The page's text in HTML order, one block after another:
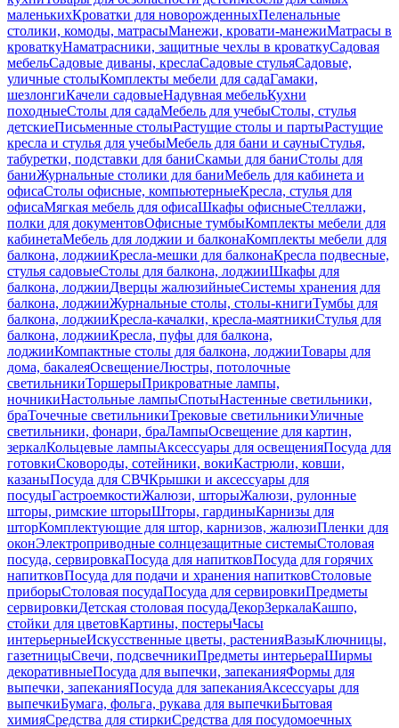
маленькихКроватки для новорожденныхПеленальные
столики, комоды, матрасыМанежи, кровати-манежиМатрасы в
кроваткуНаматрасники, защитные чехлы в кроваткуСадовая
мебельСадовые диваны, креслаСадовые стульяСадовые,
уличные столыКомплекты мебели для садаГамаки,
шезлонгиКачели садовыеНадувная мебельКухни
походныеСтолы для садаМебель для учебыСтолы, стулья
детскиеПисьменные столыРастущие столы и партыРастущие
кресла и стулья для учебыМебель для бани и сауныСтулья,
табуретки, подставки для баниСкамьи для баниСтолы для
баниЖурнальные столики для баниМебель для кабинета и
офисаСтолы офисные, компьютерныеКресла, стулья для
офисаМягкая мебель для офисаШкафы офисныеСтеллажи,
полки для документовОфисные тумбыКомплекты мебели для
кабинетаМебель для лоджии и балконаКомплекты мебели для
балкона, лоджииКресла-мешки для балконаКресла подвесные,
стулья садовыеСтолы для балкона, лоджииШкафы для
балкона, лоджииДверцы жалюзийныеСистемы хранения для
балкона, лоджииЖурнальные столы, столы-книгиТумбы для
балкона, лоджииКресла-качалки, кресла-маятникиСтулья для
балкона, лоджииКресла, пуфы для балкона,
лоджииКомпактные столы для балкона, лоджииТовары для
дома, бакалеяОсвещениеЛюстры, потолочные
светильникиТоршерыПрикроватные лампы,
ночникиНастольные лампыСпотыНастенные светильники,
браТочечные светильникиТрековые светильникиУличные
светильники, фонари, браЛампыОсвещение для картин,
зеркалКольцевые лампыАксессуары для освещенияПосуда для
готовкиСковороды, сотейники, вокиКастрюли, ковши,
казаныПосуда для СВЧКрышки и аксессуары для
посудыГастроемкостиЖалюзи, шторыЖалюзи, рулонные
шторы, римские шторыШторы, гардиныКарнизы для
шторКомплектующие для штор, карнизов, жалюзиПленки для
оконЭлектроприводные солнцезащитные системыСтоловая
посуда, сервировкаПосуда для напитковПосуда для горячих
напитковПосуда для подачи и хранения напитковСтоловые
приборыСтоловая посудаПосуда для сервировкиПредметы
сервировкиДетская столовая посудаДекорЗеркалаКашпо,
стойки для цветовКартины, постерыЧасы
интерьерныеИскусственные цветы, растенияВазыКлючницы,
газетницыСвечи, подсвечникиПредметы интерьераШирмы
декоративныеПосуда для выпечки, запеканияФормы для
выпечки, запеканияПосуда для запеканияАксессуары для
выпечкиБумага, фольга, рукава для выпечкиБытовая
химияСредства для стиркиСредства для посудомоечных